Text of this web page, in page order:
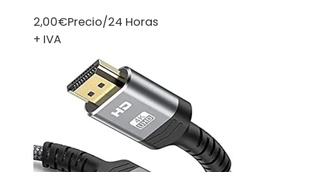
2,00€Precio/24 Horas
+ IVA